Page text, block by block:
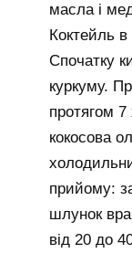
масла і
Коктейль в
Спочатку
куркуму.
протягом
кокосова
прийому:
шлунок
від 20 до